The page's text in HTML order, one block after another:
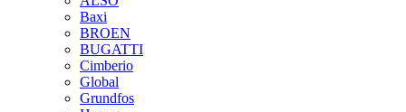
Baxi
BROEN
BUGATTI
Cimberio
Global
Grundfos